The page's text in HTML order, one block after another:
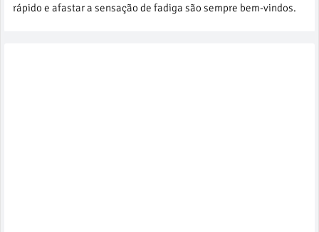
rápido e afastar a sensação de fadiga são sempre bem-vindos.